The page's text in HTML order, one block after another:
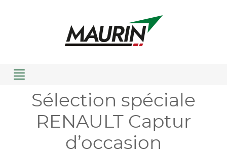
Menu
Sélection spéciale
RENAULT Captur
d’occasion